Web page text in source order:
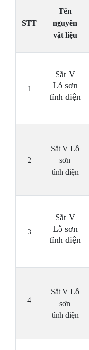
STT
Tên
nguyên
vật liệu
1
Sắt V
Lỗ sơn
tĩnh điện
2
Sắt V Lỗ
sơn
tĩnh điện
3
Sắt V
Lỗ sơn
tĩnh điện
4
Sắt V Lỗ
sơn
tĩnh điện